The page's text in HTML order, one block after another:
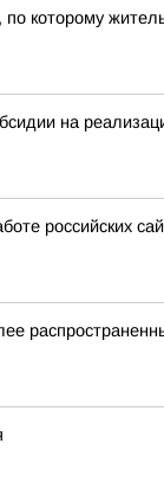
которому
на
российских